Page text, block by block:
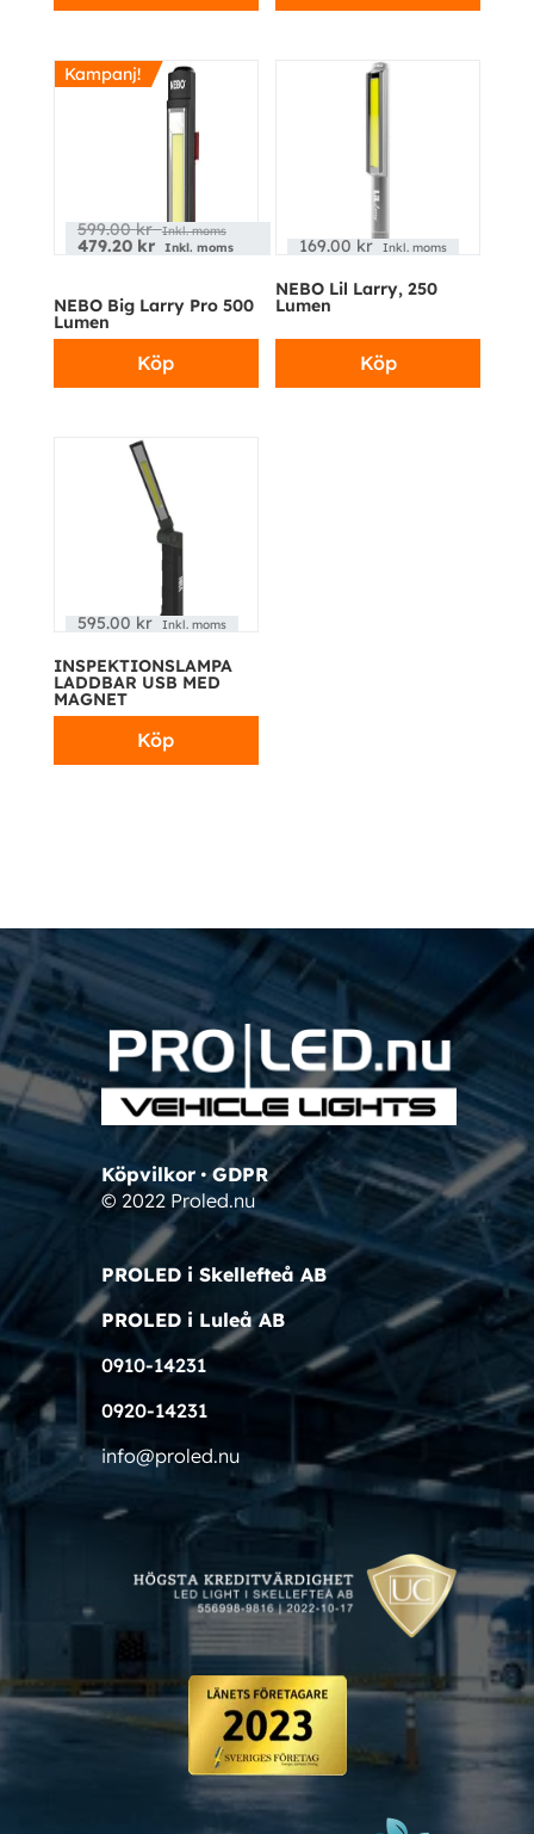
Kampanj!
599.00kr Inkl. moms
479.20 kr Inkl. moms
NEBO Big Larry Pro 500
Lumen
Köp
169.00 kr Inkl. moms
NEBO Lil Larry, 250
Lumen
Köp
595.00 kr Inkl. moms
INSPEKTIONSLAMPA
LADDBAR USB MED
MAGNET
Köp
Köpvilkor•GDPR
© 2022 Proled.nu
PROLED i Skellefteå AB
PROLED i Luleå AB
0910-14231
0920-14231
info@proled.nu